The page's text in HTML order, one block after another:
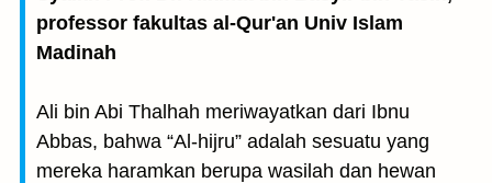
professor fakultas al-Qur'an Univ Islam
Madinah
Ali bin Abi Thalhah meriwayatkan dari Ibnu
Abbas, bahwa “Al-hijru” adalah sesuatu yang
mereka haramkan berupa wasilah dan hewan